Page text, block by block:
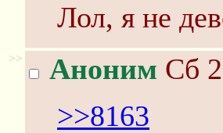
Лол, я не
>> Аноним Сб
>>8163